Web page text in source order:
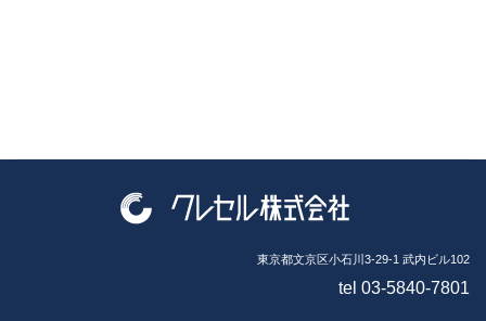
東京都文京区小石川3-29-1 武内ビル102
tel 03-5840-7801